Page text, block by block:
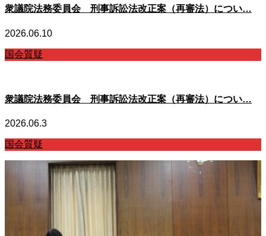
衆議院法務委員会 刑事訴訟法改正案（再審法）につい…
2026.06.10
国会質疑
衆議院法務委員会 刑事訴訟法改正案（再審法）につい…
2026.06.3
国会質疑